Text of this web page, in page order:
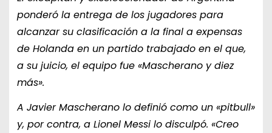
ponderó la entrega de los jugadores para
alcanzar su clasificación a la final a expensas
de Holanda en un partido trabajado en el que,
a su juicio, el equipo fue «Mascherano y diez
más».
A Javier Mascherano lo definió como un «pitbull»
y, por contra, a Lionel Messi lo disculpó. «Creo